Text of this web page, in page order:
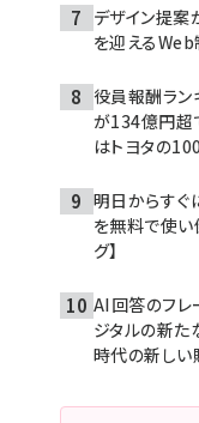
デザイン提
を迎える
役員報酬ラン
が134億円超
はトヨタの
明日からす
を無料で使い
グ】
AI回答のフレ
ジタルの新た
時代の新しい